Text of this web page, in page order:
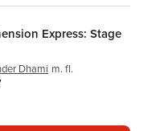
Express: Stage
Dhami m. fl.